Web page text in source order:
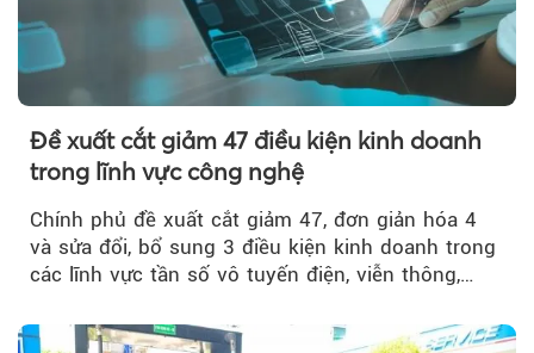
Đề xuất cắt giảm 47 điều kiện kinh doanh
trong lĩnh vực công nghệ
Chính phủ đề xuất cắt giảm 47, đơn giản hóa 4
và sửa đổi, bổ sung 3 điều kiện kinh doanh trong
các lĩnh vực tần số vô tuyến điện, viễn thông,
thời đẩy mạnh phân quyền, đơn giản hóa thủ tục